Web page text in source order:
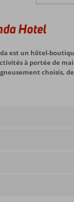
Hotel
est un hôtel-
à portée de
choisis,